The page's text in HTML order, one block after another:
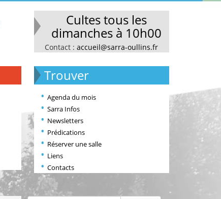
Cultes tous les
dimanches à 10h00
Contact :accueil@sarra-oullins.fr
Trouver
Agenda du mois
Sarra Infos
Newsletters
Prédications
Réserver une salle
Liens
Contacts